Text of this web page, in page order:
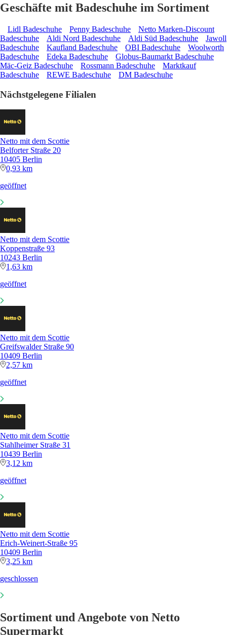
Geschäfte mit Badeschuhe im Sortiment
Lidl Badeschuhe Penny Badeschuhe
Netto Marken-Discount
Badeschuhe
Aldi Nord Badeschuhe Aldi Süd Badeschuhe
Jawoll
Badeschuhe
Kaufland Badeschuhe OBI Badeschuhe
Woolworth
Badeschuhe
Edeka Badeschuhe
Globus-Baumarkt Badeschuhe
Mäc-Geiz Badeschuhe
Rossmann Badeschuhe
Marktkauf
Badeschuhe
REWE Badeschuhe DM Badeschuhe
Nächstgelegene Filialen
Netto mit dem Scottie
Belforter Straße 20
10405 Berlin
0,93 km
geöffnet
Netto mit dem Scottie
Koppenstraße 93
10243 Berlin
1,63 km
geöffnet
Netto mit dem Scottie
Greifswalder Straße 90
10409 Berlin
2,57 km
geöffnet
Netto mit dem Scottie
Stahlheimer Straße 31
10439 Berlin
3,12 km
geöffnet
Netto mit dem Scottie
Erich-Weinert-Straße 95
10409 Berlin
3,25 km
geschlossen
Sortiment und Angebote von Netto
Supermarkt